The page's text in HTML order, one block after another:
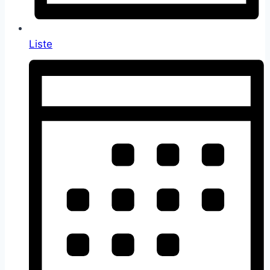
Liste